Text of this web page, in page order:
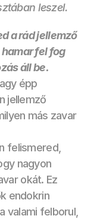
leszel.
a rád jellemző
fel fog
tűnni, ha ebben valamilyen változás áll be.
épp
jellemző
más zavar
felismered,
nagyon
okát. Ez
endokrin
valami felborul,